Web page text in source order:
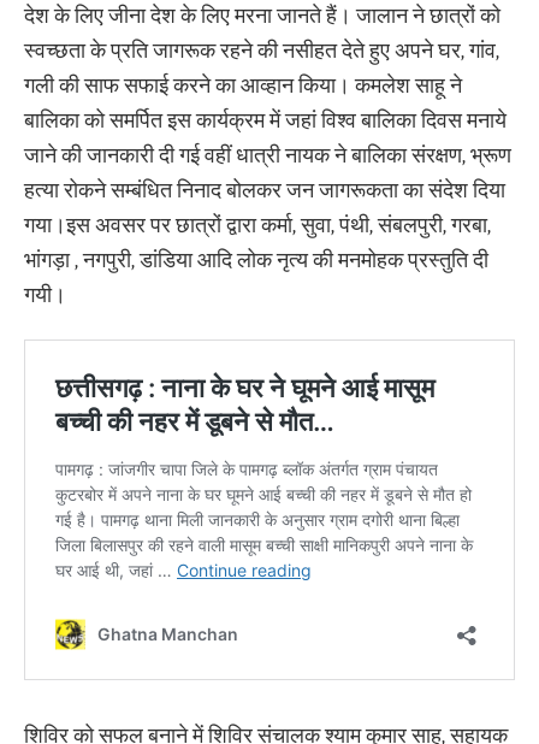
देश के लिए जीना देश के लिए मरना जानते हैं। जालान ने छात्रों को
स्वच्छता के प्रति जागरूक रहने की नसीहत देते हुए अपने घर, गांव,
गली की साफ सफाई करने का आव्हान किया। कमलेश साहू ने
बालिका को समर्पित इस कार्यक्रम में जहां विश्व बालिका दिवस मनाये
जाने की जानकारी दी गई वहीं धात्री नायक ने बालिका संरक्षण, भ्रूण
हत्या रोकने सम्बंधित निनाद बोलकर जन जागरूकता का संदेश दिया
गया।इस अवसर पर छात्रों द्वारा कर्मा, सुवा, पंथी, संबलपुरी, गरबा,
भांगड़ा , नगपुरी, डांडिया आदि लोक नृत्य की मनमोहक प्रस्तुति दी
गयी।
शिविर को सफल बनाने में शिविर संचालक श्याम कुमार साहू, सहायक